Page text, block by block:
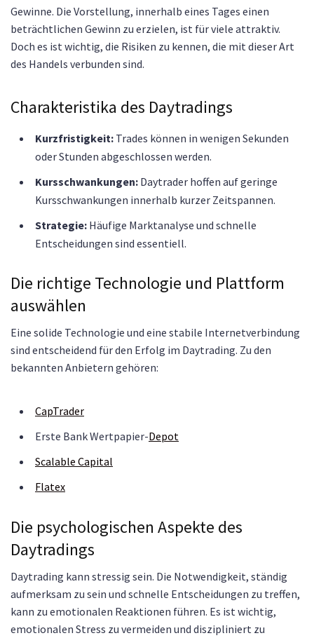
Gewinne. Die Vorstellung, innerhalb eines Tages einen
beträchtlichen Gewinn zu erzielen, ist für viele attraktiv.
Doch es ist wichtig, die Risiken zu kennen, die mit dieser Art
des Handels verbunden sind.
Charakteristika des Daytradings
Kurzfristigkeit: Trades können in wenigen Sekunden
oder Stunden abgeschlossen werden.
Kursschwankungen: Daytrader hoffen auf geringe
Kursschwankungen innerhalb kurzer Zeitspannen.
Strategie: Häufige Marktanalyse und schnelle
Entscheidungen sind essentiell.
Die richtige Technologie und Plattform
auswählen
Eine solide Technologie und eine stabile Internetverbindung
sind entscheidend für den Erfolg im Daytrading. Zu den
bekannten Anbietern gehören:
CapTrader
Erste Bank Wertpapier-Depot
Scalable Capital
Flatex
Die psychologischen Aspekte des
Daytradings
Daytrading kann stressig sein. Die Notwendigkeit, ständig
aufmerksam zu sein und schnelle Entscheidungen zu treffen,
kann zu emotionalen Reaktionen führen. Es ist wichtig,
emotionalen Stress zu vermeiden und diszipliniert zu